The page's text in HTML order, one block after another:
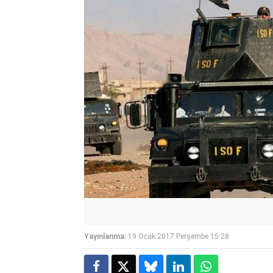
Yayınlanma: 19 Ocak 2017 Perşembe 15:28